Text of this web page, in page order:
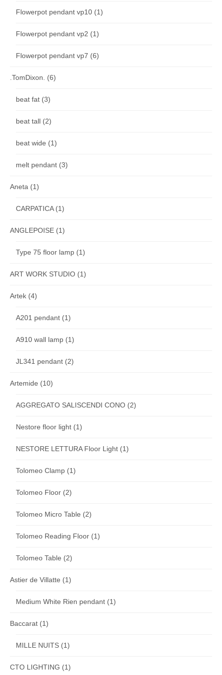
Flowerpot pendant vp10 (1)
Flowerpot pendant vp2 (1)
Flowerpot pendant vp7 (6)
.TomDixon. (6)
beat fat (3)
beat tall (2)
beat wide (1)
melt pendant (3)
Aneta (1)
CARPATICA(1)
ANGLEPOISE (1)
Type 75 floor lamp (1)
ART WORK STUDIO (1)
Artek (4)
A201 pendant (1)
A910 wall lamp (1)
JL341 pendant (2)
Artemide (10)
AGGREGATO SALISCENDI CONO (2)
Nestore floor light (1)
NESTORE LETTURA Floor Light (1)
Tolomeo Clamp (1)
Tolomeo Floor (2)
Tolomeo Micro Table (2)
Tolomeo Reading Floor (1)
Tolomeo Table (2)
Astier de Villatte (1)
Medium White Rien pendant (1)
Baccarat (1)
MILLE NUITS (1)
CTO LIGHTING (1)